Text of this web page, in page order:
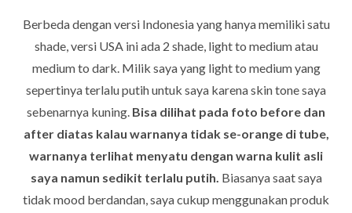
Berbeda dengan versi Indonesia yang hanya memiliki satu
shade, versi USA ini ada 2 shade, light to medium atau
medium to dark. Milik saya yang light to medium yang
sepertinya terlalu putih untuk saya karena skin tone saya
sebenarnya kuning. Bisa dilihat pada foto before dan
after diatas kalau warnanya tidak se-orange di tube,
warnanya terlihat menyatu dengan warna kulit asli
saya namun sedikit terlalu putih. Biasanya saat saya
tidak mood berdandan, saya cukup menggunakan produk